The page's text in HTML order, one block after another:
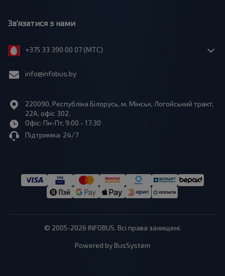
Зв'язатися з нами
+375 33 390 00 07 (МТС)
info@infobus.by
220090, Республіка Білорусь, м. Мінськ, Логойський тракт,
22А, офіс 302.
Офіс: Пн-Пт, 9:00 - 17:30
Підтримка: 24/7
© 2005-2026 INFOBUS. Всі права захищені.
Powered by BusSystem